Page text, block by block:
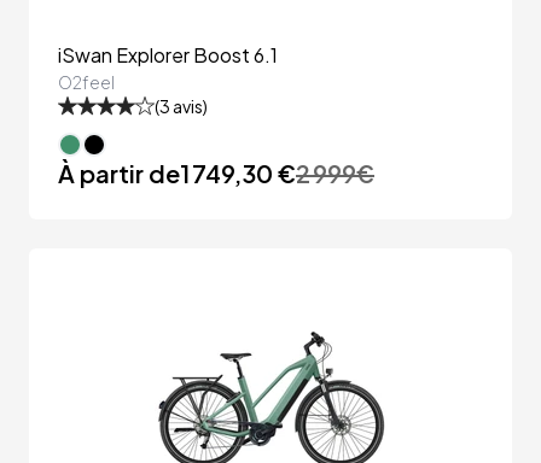
iSwan Explorer Boost 6.1
O2feel
(3 avis)
À partir de1 749,30 €2 999€